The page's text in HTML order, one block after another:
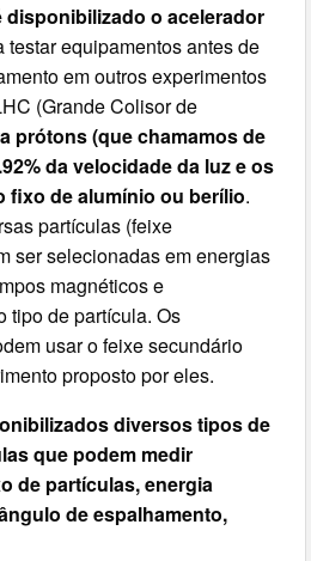
disponibilizado o acelerador
testar equipamentos antes de
em outros experimentos
(Grande Colisor de
prótons (que chamamos de
da velocidade da luz e os
fixo de alumínio ou berílio.
partículas (feixe
ser selecionadas em energias
magnéticos e
tipo de partícula. Os
usar o feixe secundário
proposto por eles.
diversos tipos de
que podem medir
de partículas, energia
de espalhamento,